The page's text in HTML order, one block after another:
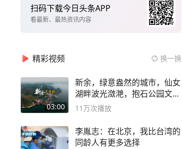
扫码下载今日头条APP
看最新、最热资讯内容
精彩视频 换一换
03:00
新余，绿意盎然的城市，仙女
湖畔波光潋滟，抱石公园文化
深邃……
11万次播放
李胤志：在北京，我比台湾的
同龄人有更多选择